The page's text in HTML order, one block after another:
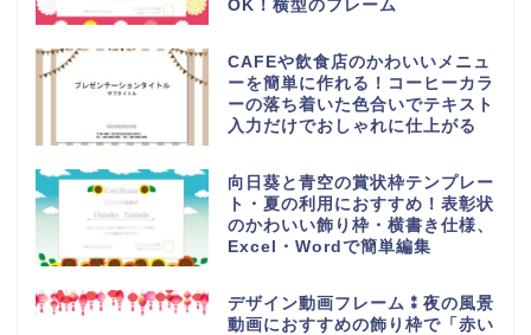
OK！横型のフレーム
CAFEや飲食店のかわいいメニュ
ーを簡単に作れる！コーヒーカラ
ーの落ち着いた色合いでテキスト
入力だけでおしゃれに仕上がる
向日葵と青空の賞状枠テンプレー
ト・夏の利用におすすめ！表彰状
のかわいい飾り枠・横書き仕様、
Excel・Wordで簡単編集
デザイン動画フレーム⁑夜の風景
動画におすすめの飾り枠で「赤い